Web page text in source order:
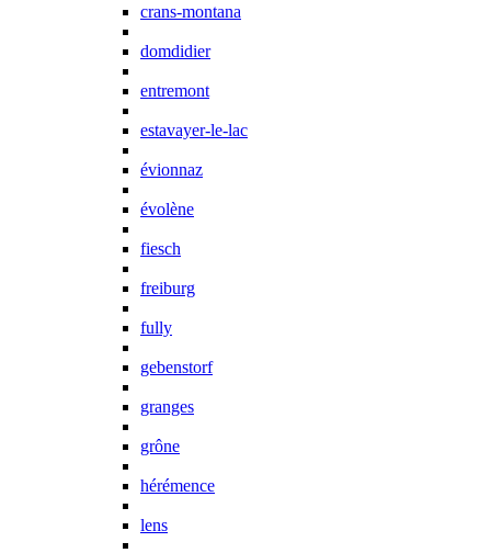
crans-montana
domdidier
entremont
estavayer-le-lac
évionnaz
évolène
fiesch
freiburg
fully
gebenstorf
granges
grône
hérémence
lens